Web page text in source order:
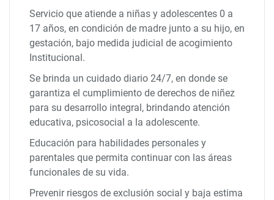
Servicio que atiende a niñas y adolescentes 0 a
17 años, en condición de madre junto a su hijo, en
gestación, bajo medida judicial de acogimiento
Institucional.
Se brinda un cuidado diario 24/7, en donde se
garantiza el cumplimiento de derechos de niñez
para su desarrollo integral, brindando atención
educativa, psicosocial a la adolescente.
Educación para habilidades personales y
parentales que permita continuar con las áreas
funcionales de su vida.
Prevenir riesgos de exclusión social y baja estima